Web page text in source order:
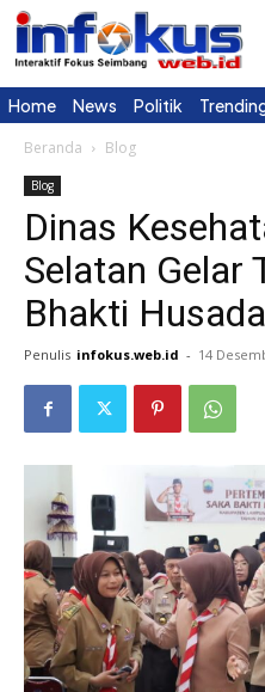
Home News Politik
Beranda Blog
Blog
Dinas
Selatan Gelar
Bhakti Husada
Penulis infokus.web.id - 14